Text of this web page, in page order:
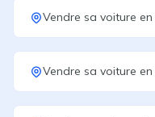
Vendre sa voiture en
Vendre sa voiture en